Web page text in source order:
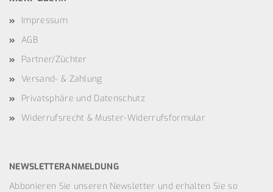
Impressum
AGB
Partner/Züchter
Versand- & Zahlung
Privatsphäre und Datenschutz
Widerrufsrecht & Muster-Widerrufsformular
NEWSLETTERANMELDUNG
Abbonieren Sie unseren Newsletter und erhalten Sie so